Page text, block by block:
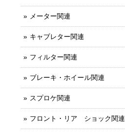
メーター関連
キャブレター関連
フィルター関連
ブレーキ・ホイール関連
スプロケ関連
フロント・リア ショック関連